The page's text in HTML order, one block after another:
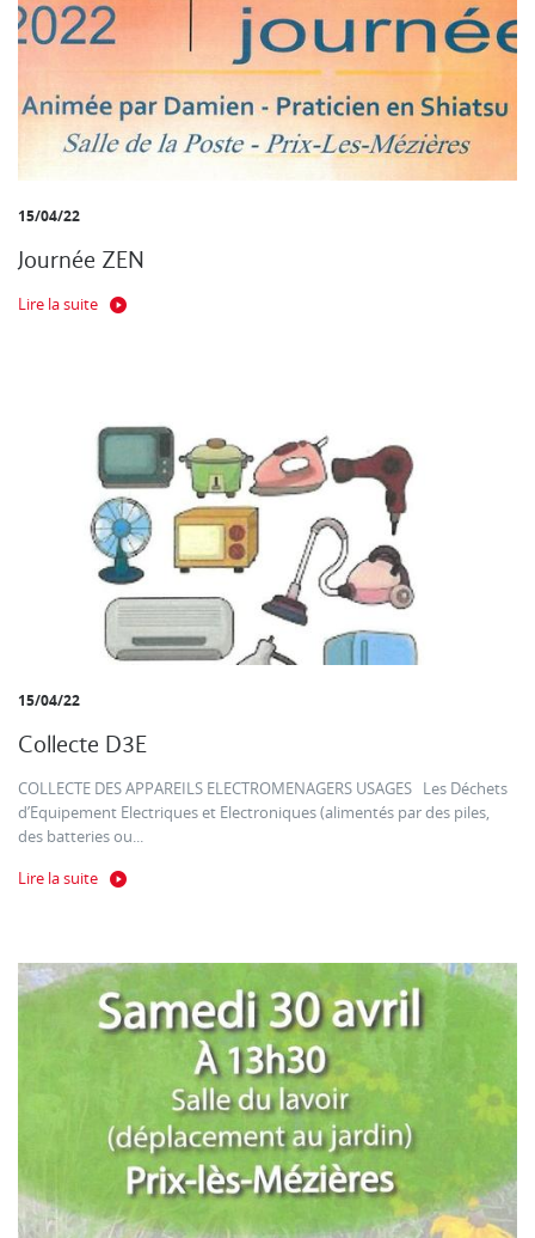
15/04/22
Journée ZEN
Lire la suite
15/04/22
Collecte D3E
COLLECTE DES APPAREILS ELECTROMENAGERS USAGES Les Déchets
d’Equipement Electriques et Electroniques (alimentés par des piles,
des batteries ou...
Lire la suite